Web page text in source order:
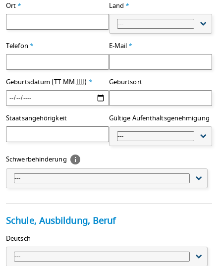
Ort * Land *
---
Telefon * E-Mail *
Geburtsdatum (TT.MM.JJJJ) * Geburtsort
Staatsangehörigkeit Gültige Aufenthaltsgenehmigung
---
Schwerbehinderung
---
Schule, Ausbildung, Beruf
Deutsch
---